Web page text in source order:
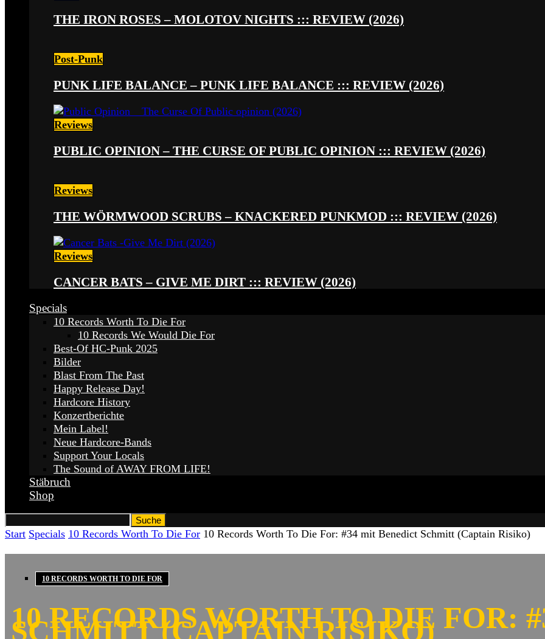
THE IRON ROSES – MOLOTOV NIGHTS ::: REVIEW (2026)
Post-Punk
PUNK LIFE BALANCE – PUNK LIFE BALANCE ::: REVIEW (2026)
Reviews
PUBLIC OPINION – THE CURSE OF PUBLIC OPINION ::: REVIEW (2026)
Reviews
THE WÖRMWOOD SCRUBS – KNACKERED PUNKMOD ::: REVIEW (2026)
Reviews
CANCER BATS – GIVE ME DIRT ::: REVIEW (2026)
Specials
10 Records Worth To Die For
10 Records We Would Die For
Best-Of HC-Punk 2025
Bilder
Blast From The Past
Happy Release Day!
Hardcore History
Konzertberichte
Mein Label!
Neue Hardcore-Bands
Support Your Locals
The Sound of AWAY FROM LIFE!
Stäbruch
Shop
Start Specials 10 Records Worth To Die For 10 Records Worth To Die For: #34 mit Benedict Schmitt (Captain Risiko)
10 RECORDS WORTH TO DIE FOR
10 RECORDS WORTH TO DIE FOR:
SCHMITT (CAPTAIN RISIKO)